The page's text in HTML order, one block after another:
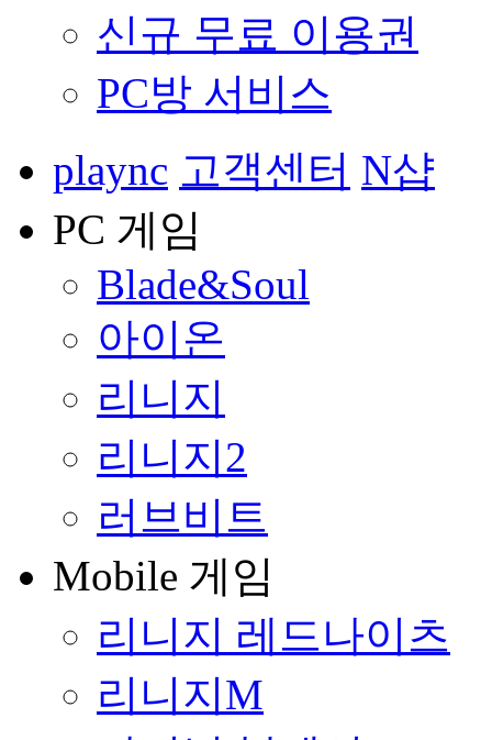
신규 무료 이용권
PC방 서비스
plaync 고객센터 N샵
PC 게임
Blade&Soul
아이온
리니지
리니지2
러브비트
Mobile 게임
리니지 레드나이츠
리니지M